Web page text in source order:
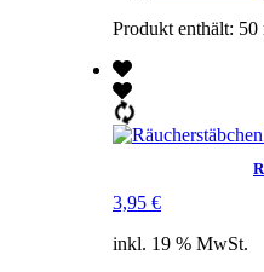
Produkt enthält: 50
3,95 €
inkl. 19 % MwSt.